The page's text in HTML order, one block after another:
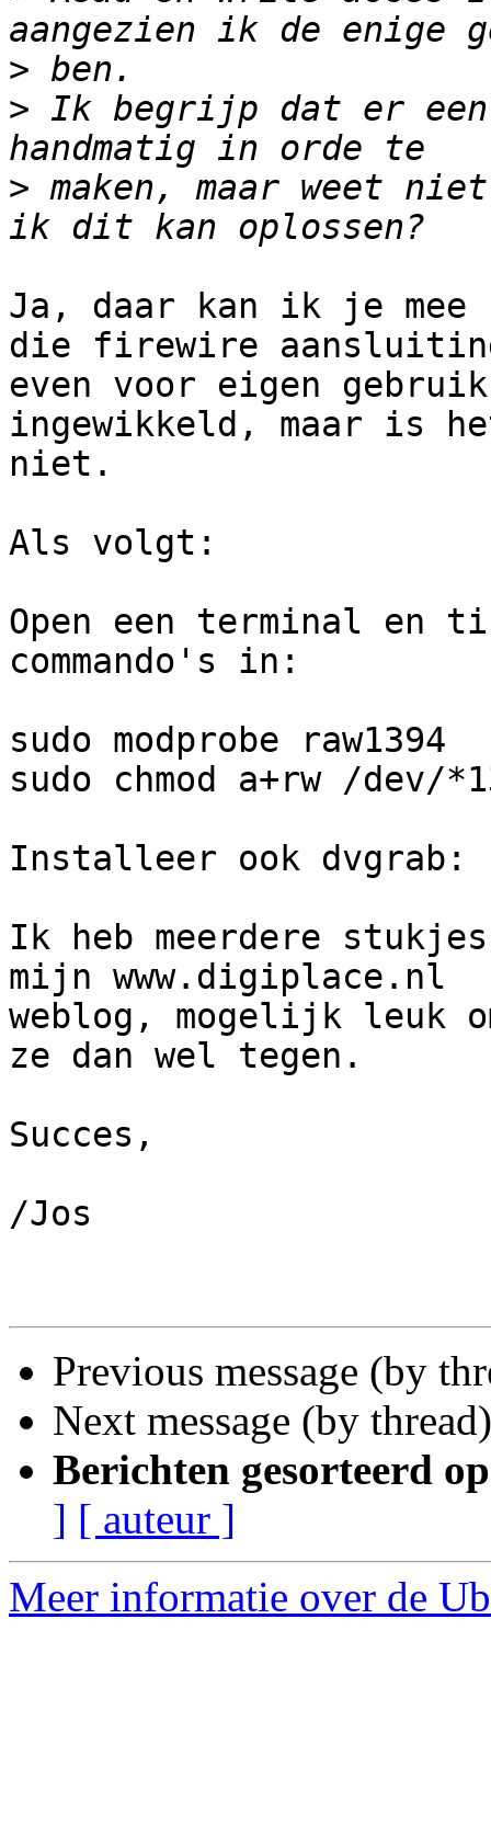
>
> Ik begrijp dat er
> maken, maar weet
Ja, daar kan ik je mee
die firewire
even voor eigen
ingewikkeld, maar is
niet.
Als volgt:
Open een terminal en
commando's in:
sudo modprobe raw1394
sudo chmod a+rw /dev/
Installeer ook dvgrab:
Ik heb meerdere
mijn www.digiplace.nl
weblog, mogelijk leuk
ze dan wel tegen.
Succes,
/Jos
Previous message (by
Next message (by
Berichten gesorteerd
] [ auteur ]
Meer informatie over de